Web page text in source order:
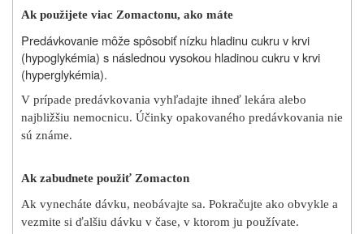
Ak použijete viac Zomactonu, ako máte
Predávkovanie môže spôsobiť nízku hladinu cukru v krvi
(hypoglykémia) s následnou vysokou hladinou cukru v krvi
(hyperglykémia).
V prípade predávkovania vyhľadajte ihneď lekára alebo
najbližšiu nemocnicu. Účinky opakovaného predávkovania nie
sú známe.
Ak zabudnete použiť Zomacton
Ak vynecháte dávku, neobávajte sa. Pokračujte ako obvykle a
vezmite si ďalšiu dávku v čase, v ktorom ju používate.